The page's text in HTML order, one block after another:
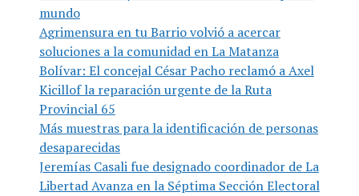
mundo
Agrimensura en tu Barrio volvió a acercar
soluciones a la comunidad en La Matanza
Bolívar: El concejal César Pacho reclamó a Axel
Kicillof la reparación urgente de la Ruta
Provincial 65
Más muestras para la identificación de personas
desaparecidas
Jeremías Casali fue designado coordinador de La
Libertad Avanza en la Séptima Sección Electoral